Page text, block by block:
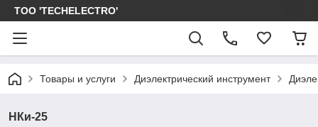
ТОО 'TECHELECTRO'
Товары и услуги Диэлектрический инструмент
НКи-25